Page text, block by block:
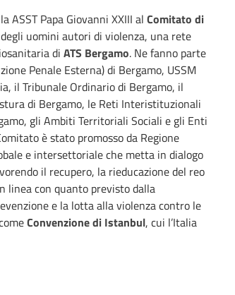
ASST Papa Giovanni XXIII al Comitato di
uomini autori di violenza, una rete
di ATS Bergamo. Ne fanno parte
Penale Esterna) di Bergamo, USSM
il Tribunale Ordinario di Bergamo, il
di Bergamo, le Reti Interistituzionali
gli Ambiti Territoriali Sociali e gli Enti
è stato promosso da Regione
e intersettoriale che metta in dialogo
il recupero, la rieducazione del reo
linea con quanto previsto dalla
e la lotta alla violenza contro le
Convenzione di Istanbul, cui l’Italia